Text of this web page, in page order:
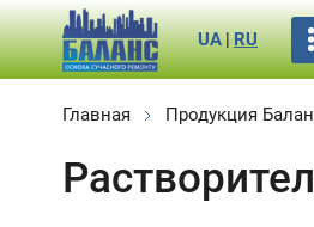
RU
|
UA
Главная Продукция